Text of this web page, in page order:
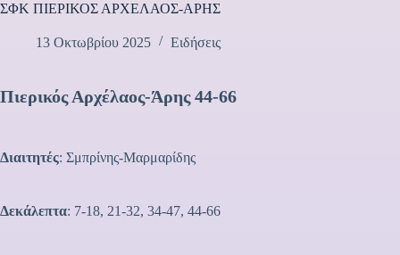
ΣΦΚ ΠΙΕΡΙΚΟΣ ΑΡΧΕΛΑΟΣ-ΑΡΗΣ
13 Οκτωβρίου 2025 Ειδήσεις
Πιερικός Αρχέλαος-Άρης 44-66
Διαιτητές: Σμπρίνης-Μαρμαρίδης
Δεκάλεπτα: 7-18, 21-32, 34-47, 44-66